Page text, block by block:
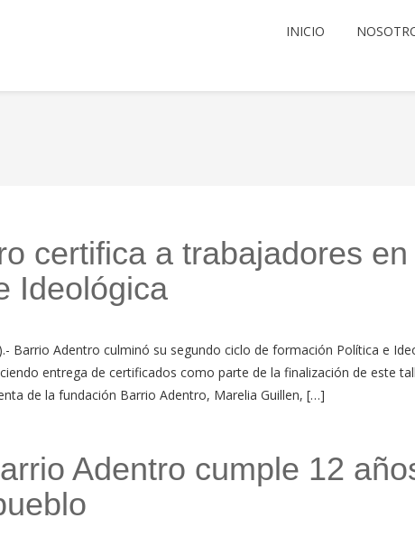
INICIO
certifica a trabajadores en
Ideológica
Barrio Adentro culminó su segundo ciclo de formación Política e
entrega de certificados como parte de la finalización de este
de la fundación Barrio Adentro, Marelia Guillen, […]
Adentro cumple 12